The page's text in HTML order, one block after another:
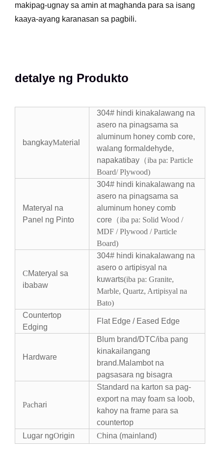
makipag-ugnay sa amin at maghanda para sa isang
kaaya-ayang karanasan sa pagbili.
detalye ng Produkto
bangkayMaterial
304# hindi kinakalawang na
asero na pinagsama sa
aluminum honey comb core,
walang formaldehyde,
napakatibay （iba pa: Particle
Board/ Plywood)
Materyal na
Panel ng Pinto
304# hindi kinakalawang na
asero na pinagsama sa
aluminum honey comb
core（iba pa: Solid Wood /
MDF / Plywood / Particle
Board)
CMateryal sa
ibabaw
304# hindi kinakalawang na
asero o artipisyal na
kuwarts(iba pa: Granite,
Marble, Quartz, Artipisyal na
Bato)
Countertop
Edging
Flat Edge / Eased Edge
Hardware
Blum brand/DTC/iba pang
kinakailangang
brand.Malambot na
pagsasara ng bisagra
Pachari
Standard na karton sa pag-
export na may foam sa loob,
kahoy na frame para sa
countertop
Lugar ngOrigin China (mainland)